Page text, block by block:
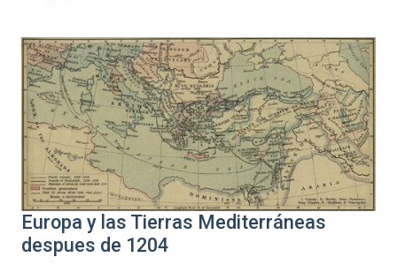
Europa y las Tierras Mediterráneas
despues de 1204